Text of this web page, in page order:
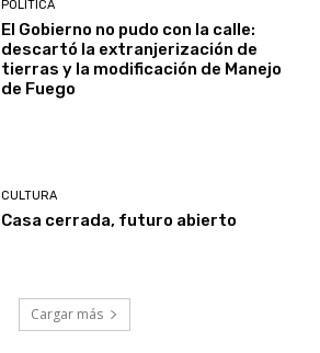
POLITICA
El Gobierno no pudo con la calle:
descartó la extranjerización de
tierras y la modificación de Manejo
de Fuego
CULTURA
Casa cerrada, futuro abierto
Cargar más